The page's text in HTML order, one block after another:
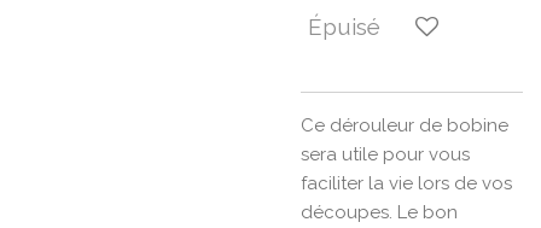
Épuisé
Ce dérouleur de bobine
sera utile pour vous
faciliter la vie lors de vos
découpes. Le bon